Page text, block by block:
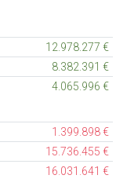
12.978.277 €
8.382.391 €
4.065.996 €
1.399.898 €
15.736.455 €
16.031.641 €